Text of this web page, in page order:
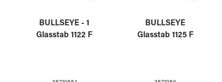
BULLSEYE - 1
Glasstab 1122 F
BULLSEYE
Glasstab 1125 F